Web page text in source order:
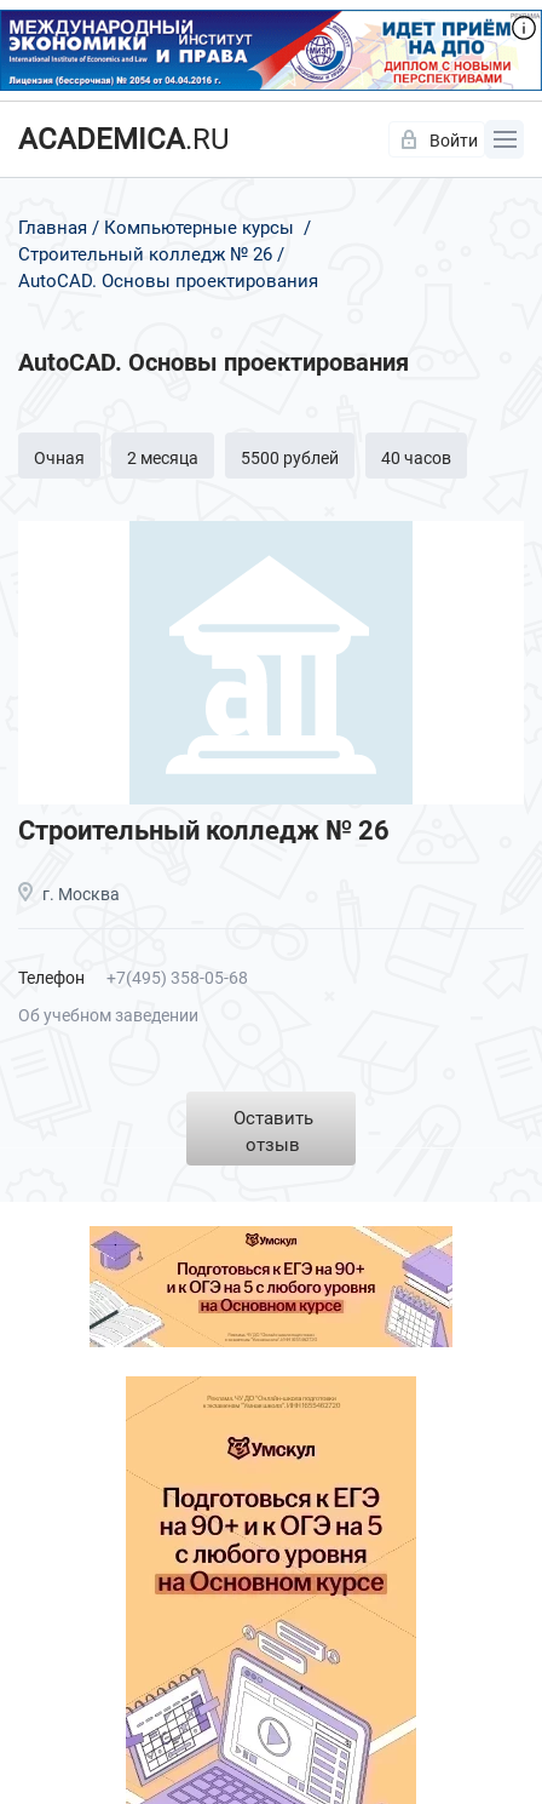
ACADEMICA.RU Войти
Главная
Компьютерные курсы
Строительный колледж № 26
AutoCAD. Основы проектирования
AutoCAD. Основы проектирования
Очная 2 месяца 5500 рублей 40 часов
Строительный колледж № 26
г. Москва
Телефон
+7(495) 358-05-68
Об учебном заведении
Оставить
отзыв
Да Нет